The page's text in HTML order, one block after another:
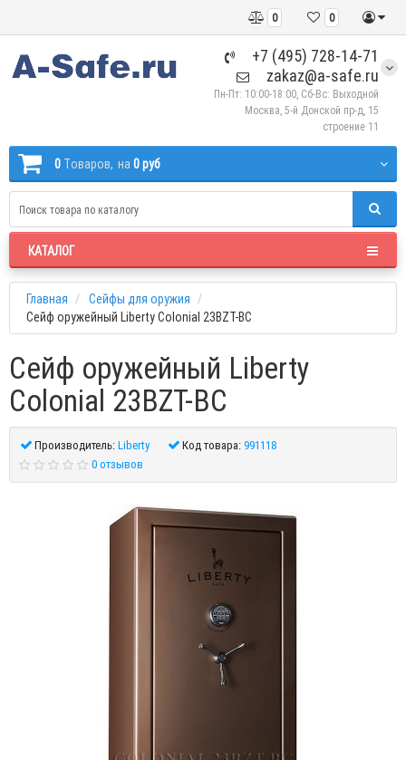
0
0
+7 (495) 728-14-71
zakaz@a-safe.ru
Пн-Пт: 10:00-18:00, Сб-Вс: Выходной
Москва, 5-й Донской пр-д, 15
строение 11
0 Tоваров, на 0 руб
КАТАЛОГ
Главная
Сейфы для оружия
Сейф оружейный Liberty Colonial 23BZT-BC
Сейф оружейный Liberty
Colonial 23BZT-BC
Производитель:Liberty Код товара:991118
0 отзывов